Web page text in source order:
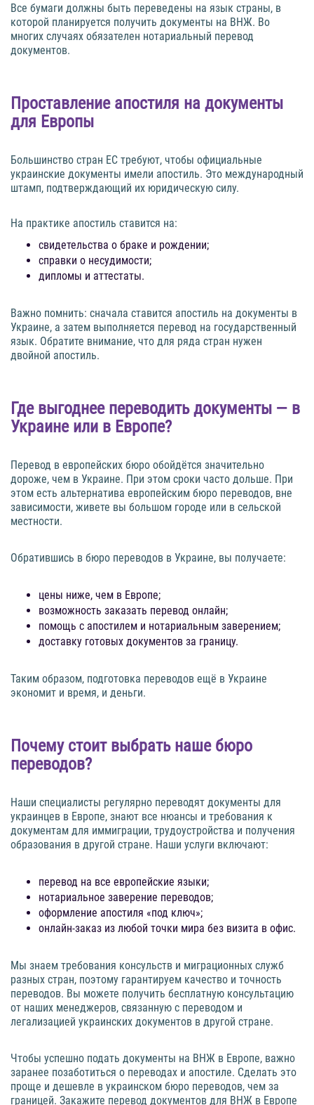
Все бумаги должны быть переведены на язык страны, в
которой планируется получить документы на ВНЖ. Во
многих случаях обязателен нотариальный перевод
документов.
Проставление апостиля на документы
для Европы
Большинство стран ЕС требуют, чтобы официальные
украинские документы имели апостиль. Это международный
штамп, подтверждающий их юридическую силу.
На практике апостиль ставится на:
свидетельства о браке и рождении;
справки о несудимости;
дипломы и аттестаты.
Важно помнить: сначала ставится апостиль на документы в
Украине, а затем выполняется перевод на государственный
язык. Обратите внимание, что для ряда стран нужен
двойной апостиль.
Где выгоднее переводить документы — в
Украине или в Европе?
Перевод в европейских бюро обойдётся значительно
дороже, чем в Украине. При этом сроки часто дольше. При
этом есть альтернатива европейским бюро переводов, вне
зависимости, живете вы большом городе или в сельской
местности.
Обратившись в бюро переводов в Украине, вы получаете:
цены ниже, чем в Европе;
возможность заказать перевод онлайн;
помощь с апостилем и нотариальным заверением;
доставку готовых документов за границу.
Таким образом, подготовка переводов ещё в Украине
экономит и время, и деньги.
Почему стоит выбрать наше бюро
переводов?
Наши специалисты регулярно переводят документы для
украинцев в Европе, знают все нюансы и требования к
документам для иммиграции, трудоустройства и получения
образования в другой стране. Наши услуги включают:
перевод на все европейские языки;
нотариальное заверение переводов;
оформление апостиля «под ключ»;
онлайн-заказ из любой точки мира без визита в офис.
Мы знаем требования консульств и миграционных служб
разных стран, поэтому гарантируем качество и точность
переводов. Вы можете получить бесплатную консультацию
от наших менеджеров, связанную с переводом и
легализацией украинских документов в другой стране.
Чтобы успешно подать документы на ВНЖ в Европе, важно
заранее позаботиться о переводах и апостиле. Сделать это
проще и дешевле в украинском бюро переводов, чем за
границей. Закажите перевод документов для ВНЖ в Европе